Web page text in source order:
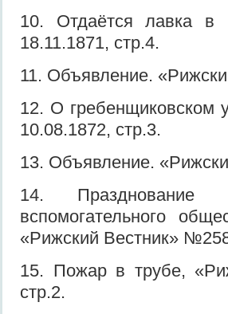
10. Отдаётся лавка
18.11.1871, стр.4.
11. Объявление.
12. О гребенщиковском
10.08.1872, стр.3.
13. Объявление.
14. Празднование
вспомогательного
«Рижский Вестник»
15. Пожар в трубе,
стр.2.